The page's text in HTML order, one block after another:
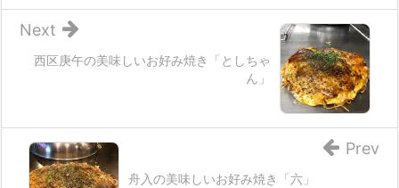
西区庚午の美味しいお好み焼き「としちゃ
ん」
Next
舟入の美味しいお好み焼き「六」
Prev